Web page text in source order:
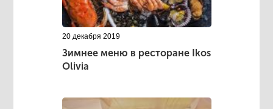
20 декабря 2019
Зимнее меню в ресторане Ikos
Olivia